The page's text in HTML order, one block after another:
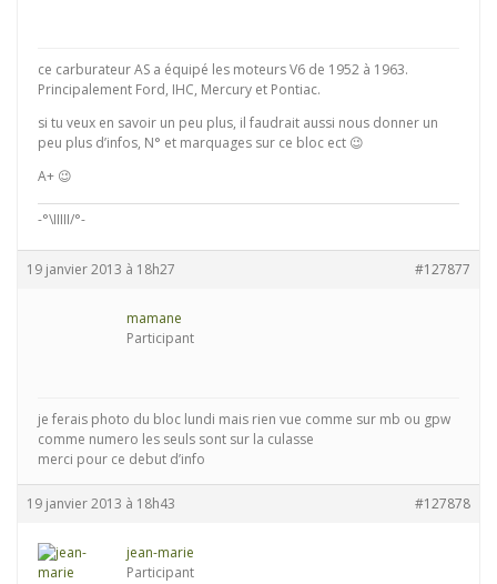
ce carburateur AS a équipé les moteurs V6 de 1952 à 1963.
Principalement Ford, IHC, Mercury et Pontiac.
si tu veux en savoir un peu plus, il faudrait aussi nous donner un
peu plus d’infos, N° et marquages sur ce bloc ect 😉
A+ 😉
-°\IIIII/°-
19 janvier 2013 à 18h27 #127877
mamane
Participant
je ferais photo du bloc lundi mais rien vue comme sur mb ou gpw
comme numero les seuls sont sur la culasse
merci pour ce debut d’info
19 janvier 2013 à 18h43 #127878
jean-marie
Participant